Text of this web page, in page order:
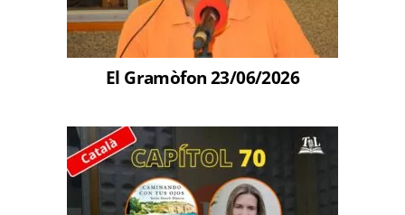
El Gramòfon 23/06/2026